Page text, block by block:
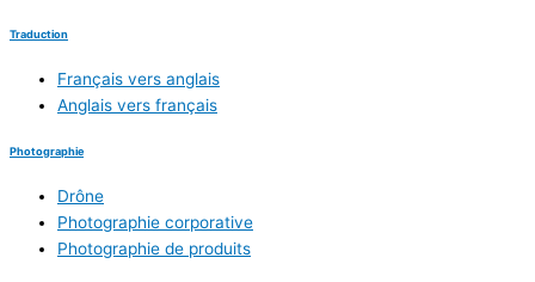
Traduction
Français vers anglais
Anglais vers français
Photographie
Drône
Photographie corporative
Photographie de produits